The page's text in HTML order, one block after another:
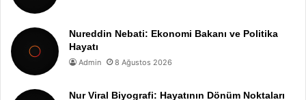
Nureddin Nebati: Ekonomi Bakanı ve Politika
Hayatı
Admin 8 Ağustos 2026
Nur Viral Biyografi: Hayatının Dönüm Noktaları